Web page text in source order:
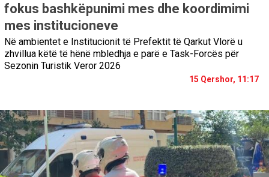
fokus bashkëpunimi mes dhe koordimimi
mes institucioneve
Në ambientet e Institucionit të Prefektit të Qarkut Vlorë u
zhvillua këtë të hënë mbledhja e parë e Task-Forcës për
Sezonin Turistik Veror 2026
15 Qershor, 11:17